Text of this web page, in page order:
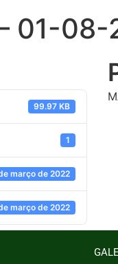
01-08-
99.97 KB
1
março de 2022
março de 2022